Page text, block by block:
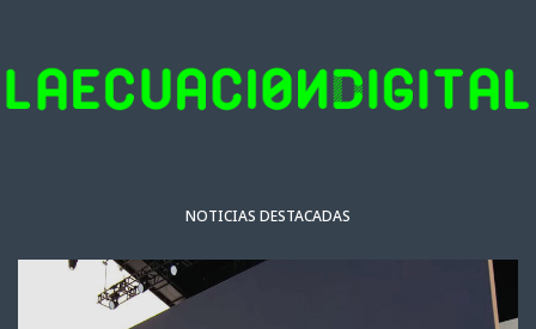
NOTICIAS DESTACADAS